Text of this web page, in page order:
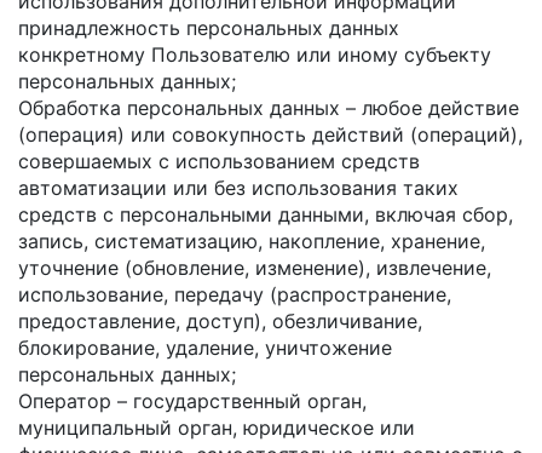
принадлежность персональных данных
конкретному Пользователю или иному субъекту
персональных данных;
Обработка персональных данных – любое действие
(операция) или совокупность действий (операций),
совершаемых с использованием средств
автоматизации или без использования таких
средств с персональными данными, включая сбор,
запись, систематизацию, накопление, хранение,
уточнение (обновление, изменение), извлечение,
использование, передачу (распространение,
предоставление, доступ), обезличивание,
блокирование, удаление, уничтожение
персональных данных;
Оператор – государственный орган,
муниципальный орган, юридическое или